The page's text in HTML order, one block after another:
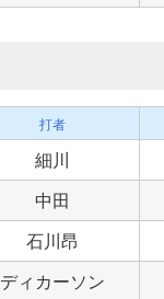
打者
細川
中田
石川昂
ディカーソン